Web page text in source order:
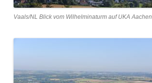
Vaals/NL Blick vom Wilhelminaturm auf UKA Aachen